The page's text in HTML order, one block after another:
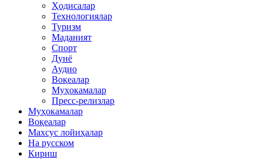
Ҳодисалар
Технологиялар
Туризм
Маданият
Спорт
Дунё
Аудио
Воқеалар
Муҳокамалар
Пресс-релизлар
Муҳокамалар
Воқеалар
Махсус лойиҳалар
На русском
Кириш